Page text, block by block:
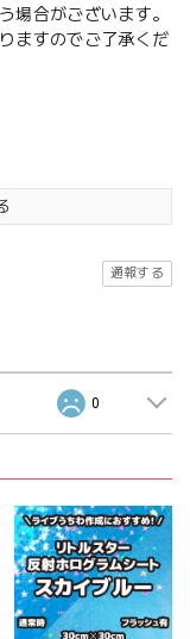
場合がございます。
ますのでご了承くだ
通報する
0